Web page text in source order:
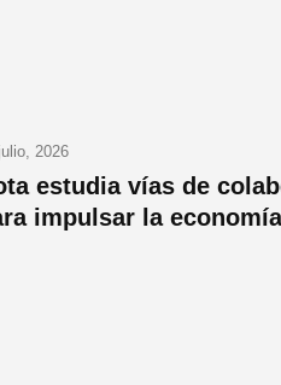
2026
estudia vías de
impulsar la